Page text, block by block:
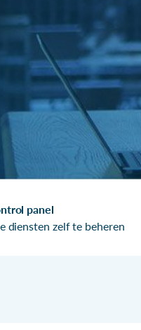
panel
diensten zelf te beheren